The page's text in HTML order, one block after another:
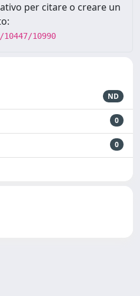
per citare o creare un
10990
ND
0
0